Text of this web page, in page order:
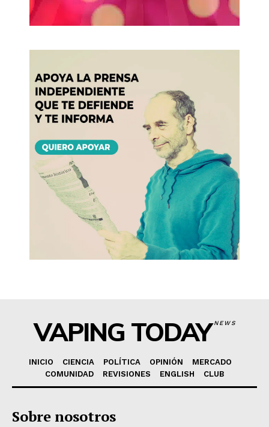
VAPING TODAYNEWS
INICIO CIENCIA POLÍTICA OPINIÓN
MERCADO
COMUNIDAD
REVISIONES ENGLISH CLUB
Sobre nosotros